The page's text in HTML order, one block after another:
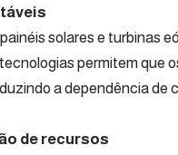
solares e turbinas
permitem que
a dependência de
de recursos